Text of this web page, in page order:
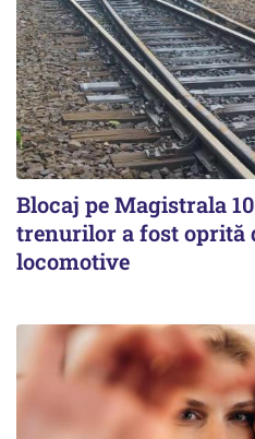
Blocaj pe Magistrala
trenurilor a fost oprită
locomotive